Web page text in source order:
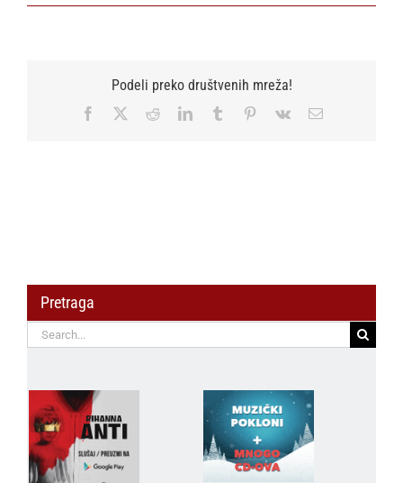
Maraja
Podeli preko društvenih mreža!
Facebook RedditLinkedInTumblr Pinterest
Vk Email
Pretraga
Search
for: